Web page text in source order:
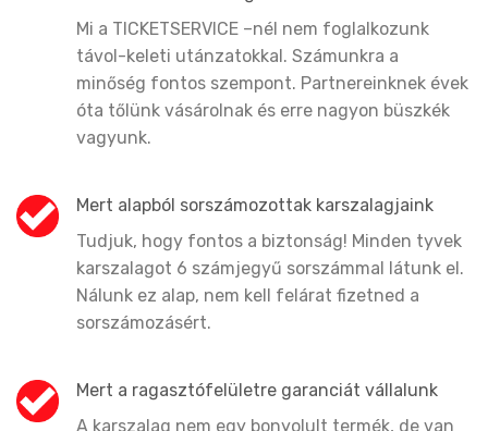
Mi a TICKETSERVICE –nél nem foglalkozunk
távol-keleti utánzatokkal. Számunkra a
minőség fontos szempont. Partnereinknek évek
óta tőlünk vásárolnak és erre nagyon büszkék
vagyunk.
Mert alapból sorszámozottak karszalagjaink
Tudjuk, hogy fontos a biztonság! Minden tyvek
karszalagot 6 számjegyű sorszámmal látunk el.
Nálunk ez alap, nem kell felárat fizetned a
sorszámozásért.
Mert a ragasztófelületre garanciát vállalunk
A karszalag nem egy bonyolult termék, de van